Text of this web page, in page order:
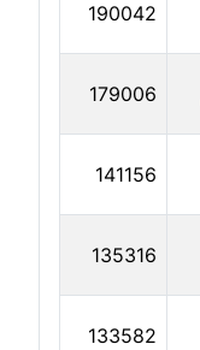
190042
179006
141156
135316
133582